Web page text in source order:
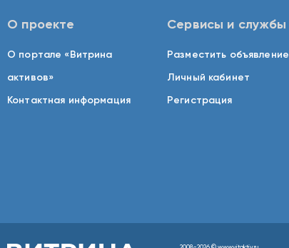
О проекте
О портале «Витрина
активов»
Контактная информация
Сервисы и службы
Разместить объявление
Личный кабинет
Регистрация